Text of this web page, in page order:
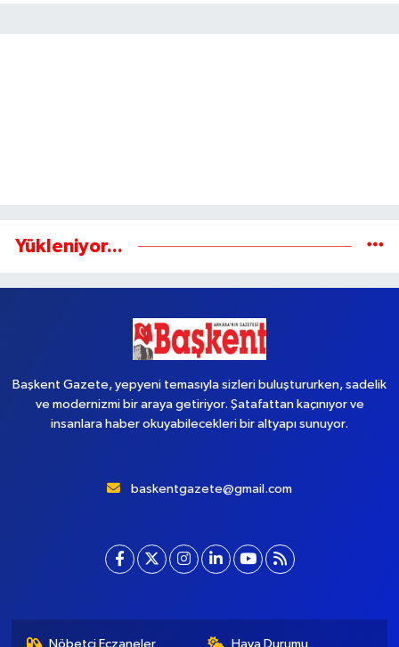
ve modernizmi bir araya getiriyor. Şatafattan kaçınıyor ve
baskentgazete@gmail.com